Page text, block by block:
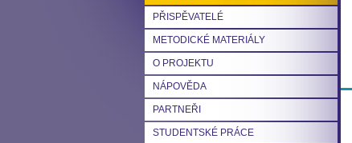
PŘISPĚVATELÉ
METODICKÉ MATERIÁLY
O PROJEKTU
NÁPOVĚDA
PARTNEŘI
STUDENTSKÉ PRÁCE